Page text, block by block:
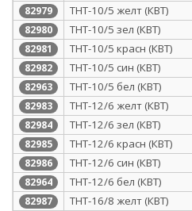
82979 ТНТ-10/5 желт (КВТ)
82980 ТНТ-10/5 зел (КВТ)
82981 ТНТ-10/5 красн (КВТ)
82982 ТНТ-10/5 син (КВТ)
82963 ТНТ-10/5 бел (КВТ)
82983 ТНТ-12/6 желт (КВТ)
82984 ТНТ-12/6 зел (КВТ)
82985 ТНТ-12/6 красн (КВТ)
82986 ТНТ-12/6 син (КВТ)
82964 ТНТ-12/6 бел (КВТ)
82987 ТНТ-16/8 желт (КВТ)